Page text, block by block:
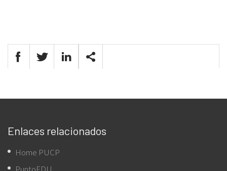
Enlaces relacionados
Home PUCP